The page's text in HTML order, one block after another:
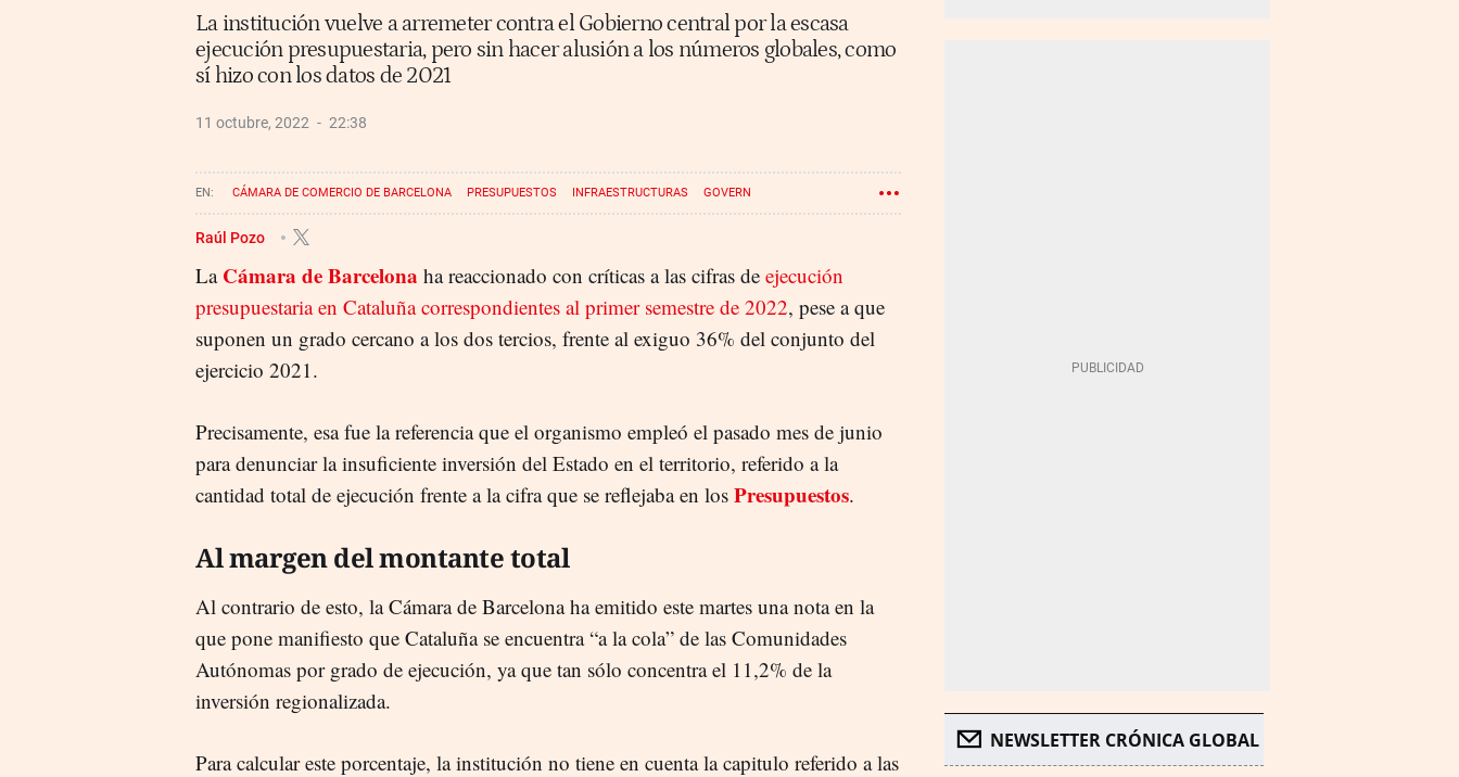
La institución vuelve a arremeter contra el Gobierno central por la escasa
ejecución presupuestaria, pero sin hacer alusión a los números globales, como
sí hizo con los datos de 2021
11 octubre, 2022 22:38
CÁMARA DE COMERCIO DE BARCELONA PRESUPUESTOS INFRAESTRUCTURAS GOVERN
Raúl Pozo
La Cámara de Barcelona ha reaccionado con críticas a las cifras de ejecución
presupuestaria en Cataluña correspondientes al primer semestre de 2022, pese a que
suponen un grado cercano a los dos tercios, frente al exiguo 36% del conjunto del
ejercicio 2021.
Precisamente, esa fue la referencia que el organismo empleó el pasado mes de junio
para denunciar la insuficiente inversión del Estado en el territorio, referido a la
cantidad total de ejecución frente a la cifra que se reflejaba en los Presupuestos.
Al margen del montante total
Al contrario de esto, la Cámara de Barcelona ha emitido este martes una nota en la
que pone manifiesto que Cataluña se encuentra “a la cola” de las Comunidades
Autónomas por grado de ejecución, ya que tan sólo concentra el 11,2% de la
inversión regionalizada.
Para calcular este porcentaje, la institución no tiene en cuenta la capitulo referido a las
NEWSLETTER CRÓNICA GLOBAL